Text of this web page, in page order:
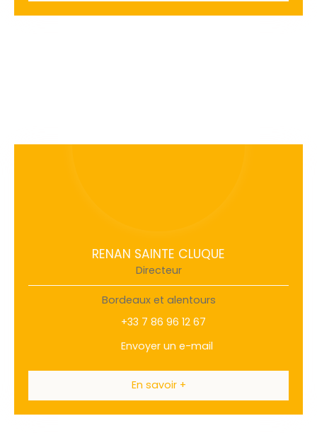
RENAN SAINTE CLUQUE
Directeur
Bordeaux et alentours
+33 7 86 96 12 67
Envoyer un e-mail
En savoir +